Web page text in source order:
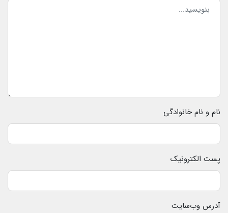
نام و نام خانوادگی
پست الکترونیک
آدرس وب‌سایت